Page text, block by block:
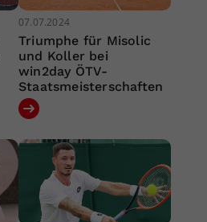
07.07.2024
Triumphe für Misolic
und Koller bei
win2day ÖTV-
Staatsmeisterschaften